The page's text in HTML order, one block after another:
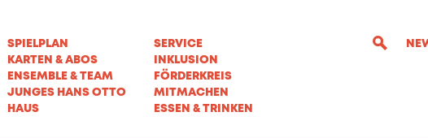
SPIELPLAN
KARTEN & ABOS
ENSEMBLE & TEAM
JUNGES HANS OTTO
HAUS
SERVICE
INKLUSION
FÖRDERKREIS
MITMACHEN
ESSEN & TRINKEN